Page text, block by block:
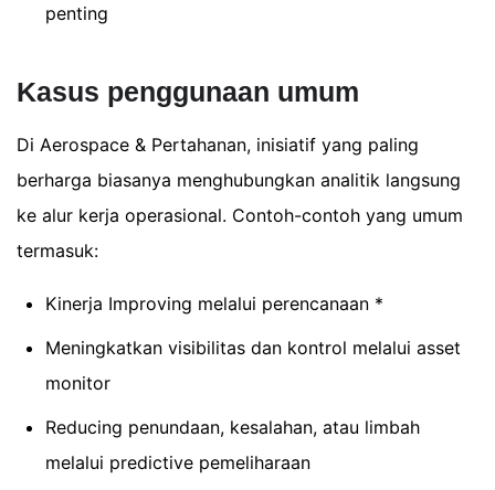
penting
Kasus penggunaan umum
Di Aerospace & Pertahanan, inisiatif yang paling
berharga biasanya menghubungkan analitik langsung
ke alur kerja operasional. Contoh-contoh yang umum
termasuk:
Kinerja Improving melalui perencanaan *
Meningkatkan visibilitas dan kontrol melalui asset
monitor
Reducing penundaan, kesalahan, atau limbah
melalui predictive pemeliharaan